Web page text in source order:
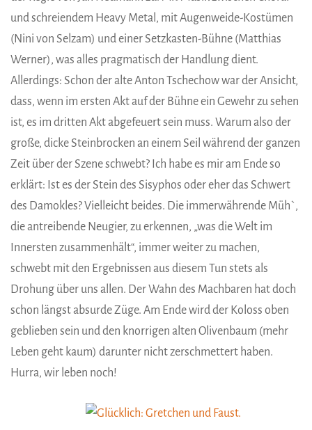
und schreiendem Heavy Metal, mit Augenweide-Kostümen
(Nini von Selzam) und einer Setzkasten-Bühne (Matthias
Werner), was alles pragmatisch der Handlung dient.
Allerdings: Schon der alte Anton Tschechow war der Ansicht,
dass, wenn im ersten Akt auf der Bühne ein Gewehr zu sehen
ist, es im dritten Akt abgefeuert sein muss. Warum also der
große, dicke Steinbrocken an einem Seil während der ganzen
Zeit über der Szene schwebt? Ich habe es mir am Ende so
erklärt: Ist es der Stein des Sisyphos oder eher das Schwert
des Damokles? Vielleicht beides. Die immerwährende Müh`,
die antreibende Neugier, zu erkennen, „was die Welt im
Innersten zusammenhält“, immer weiter zu machen,
schwebt mit den Ergebnissen aus diesem Tun stets als
Drohung über uns allen. Der Wahn des Machbaren hat doch
schon längst absurde Züge. Am Ende wird der Koloss oben
geblieben sein und den knorrigen alten Olivenbaum (mehr
Leben geht kaum) darunter nicht zerschmettert haben.
Hurra, wir leben noch!